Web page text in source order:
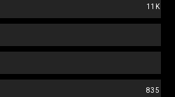
11K
835